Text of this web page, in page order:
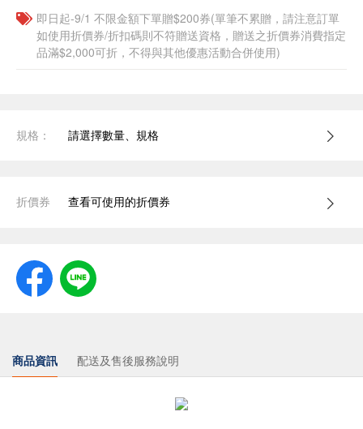
即日起-9/1 不限金額下單贈$200券(單筆不累贈，請注意訂單
如使用折價券/折扣碼則不符贈送資格，贈送之折價券消費指定
品滿$2,000可折，不得與其他優惠活動合併使用)
規格： 請選擇數量、規格
折價券 查看可使用的折價券
商品資訊 配送及售後服務說明